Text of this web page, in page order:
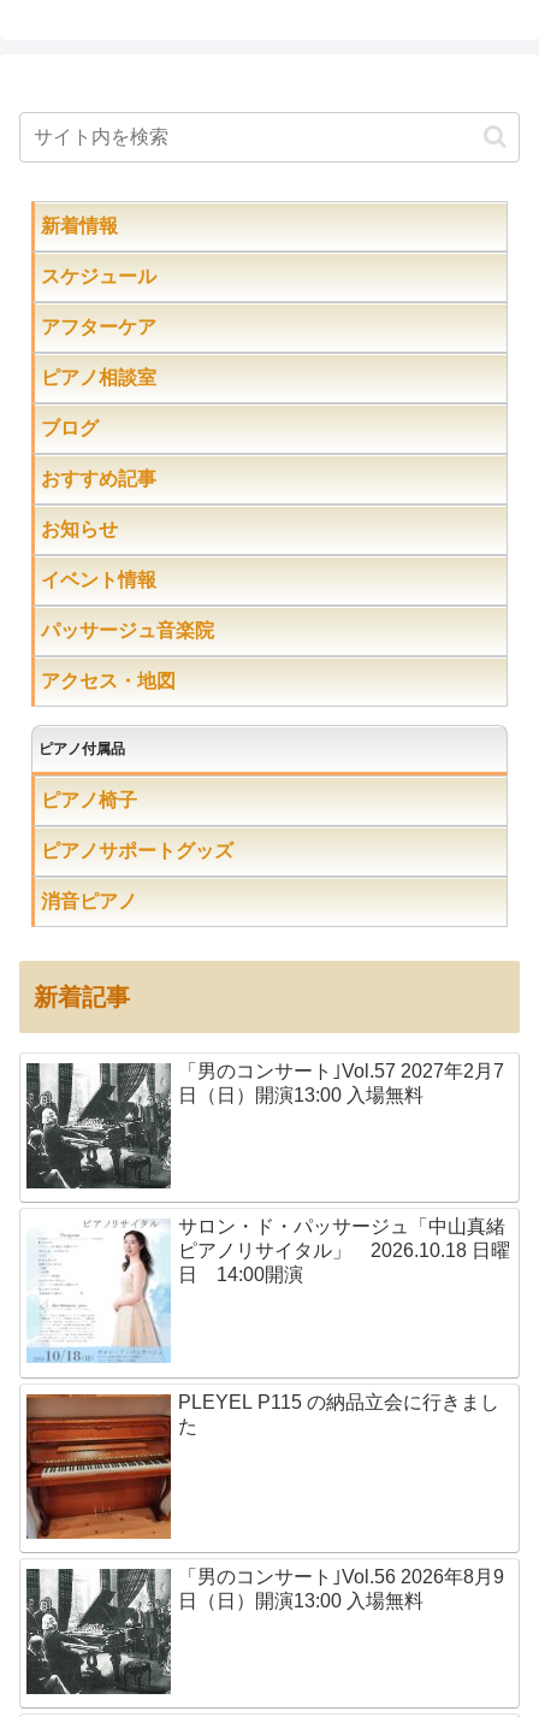
新着情報
スケジュール
アフターケア
ピアノ相談室
ブログ
おすすめ記事
お知らせ
イベント情報
パッサージュ音楽院
アクセス・地図
ピアノ付属品
ピアノ椅子
ピアノサポートグッズ
消音ピアノ
新着記事
「男のコンサート｣Vol.57 2027年2月7
日（日）開演13:00 入場無料
サロン・ド・パッサージュ「中山真緒
ピアノリサイタル」 2026.10.18 日曜
日 14:00開演
PLEYEL P115 の納品立会に行きまし
た
「男のコンサート｣Vol.56 2026年8月9
日（日）開演13:00 入場無料